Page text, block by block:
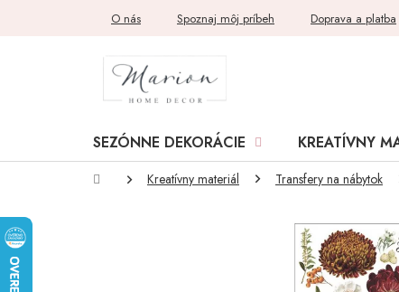
O nás Spoznaj môj príbeh Doprava a platba
SEZÓNNE DEKORÁCIE KREATÍVNY
DomovKreatívny materiál Transfery na nábytok